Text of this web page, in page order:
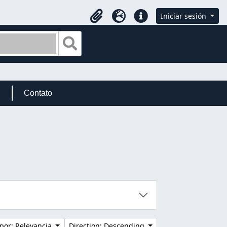
Portapapeles
IdiomaEnlaces rápidos
Iniciar sesión
Contato